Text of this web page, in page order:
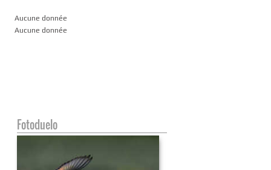
Aucune donnée
Aucune donnée
Fotoduelo